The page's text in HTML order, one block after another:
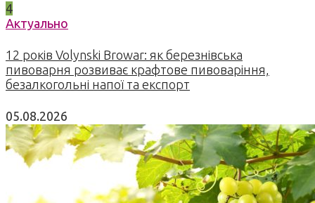
4
Актуально
12 років Volynski Browar: як березнівська
пивоварня розвиває крафтове пивоваріння,
безалкогольні напої та експорт
05.08.2026